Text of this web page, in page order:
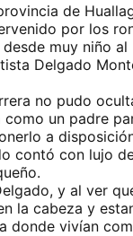
de
por los
muy niño al
Delgado
no pudo
un padre
a
contó con lujo
y al ver
la cabeza y
donde vivían